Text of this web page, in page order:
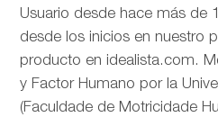
Usuario desde hace más de
desde los inicios en nuestro
producto en idealista.com.
y Factor Humano por la
(Faculdade de Motricidade